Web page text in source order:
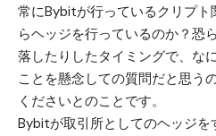
常にBybitが行っているクリプト
らヘッジを行っているのか？恐
落したりしたタイミングで、な
ことを懸念しての質問だと思う
くださいとのことです。
Bybitが取引所としてのヘッジを